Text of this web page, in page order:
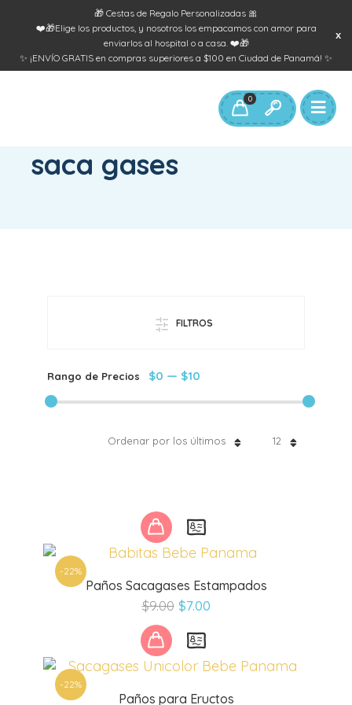
🎁 Cestas de Regalo Personalizadas 🎀
❤️🎁Elige los productos, y nosotros los empacamos con amor para
enviarlos al hospital o a casa. ❤️🎁
✨ ¡ENVÍO GRATIS en compras superiores a $100 en Ciudad de Panamá! ✨
0
PRODUCTOS ETIQUETADOS “SACA GASES”
saca gases
FILTROS
Rango de Precios $0 — $10
12
Ordenar por los últimos
Paños Sacagases Estampados
$9.00 El
original
era:
$9.00.
$7.00El
$7.00.
-22%
Este
producto
tiene
variantes.
Las
opciones
se
pueden
en
Paños para Eructos
-22%
Este
producto
tiene